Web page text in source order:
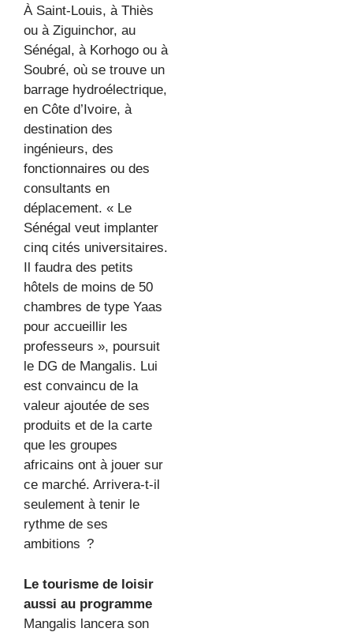
À Saint-Louis, à Thiès
ou à Ziguinchor, au
Sénégal, à Korhogo ou à
Soubré, où se trouve un
barrage hydroélectrique,
en Côte d’Ivoire, à
destination des
ingénieurs, des
fonctionnaires ou des
consultants en
déplacement. « Le
Sénégal veut implanter
cinq cités universitaires.
Il faudra des petits
hôtels de moins de 50
chambres de type Yaas
pour accueillir les
professeurs », poursuit
le DG de Mangalis. Lui
est convaincu de la
valeur ajoutée de ses
produits et de la carte
que les groupes
africains ont à jouer sur
ce marché. Arrivera-t-il
seulement à tenir le
rythme de ses
ambitions ?
Le tourisme de loisir
aussi au programme
Mangalis lancera son